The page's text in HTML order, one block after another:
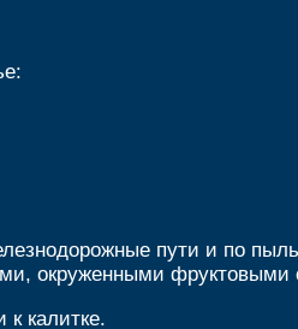
пути и по
окруженными фруктовыми
калитке.